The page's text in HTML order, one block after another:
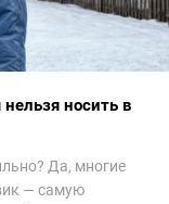
носить в
Да, многие
— самую